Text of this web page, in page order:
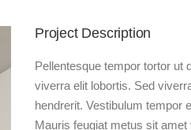
Project Description
Pellentesque tempor tortor ut
viverra elit lobortis. Sed
hendrerit. Vestibulum tempor
Mauris feugiat metus sit